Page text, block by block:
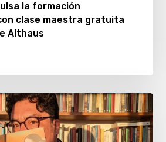
la formación
clase maestra gratuita
Althaus